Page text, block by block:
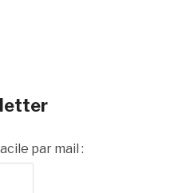
par mail :